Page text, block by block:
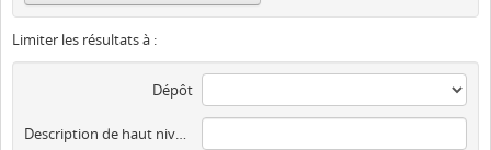
Limiter les résultats à :
Dépôt
Description de haut niveau